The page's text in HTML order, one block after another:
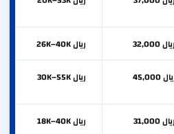
ريال 32,000 ريال 26K–40K
45,000 ريال 30K–55K
ريال 31,000 ريال 18K–40K